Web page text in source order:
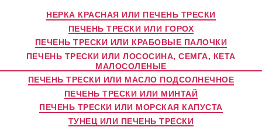
НЕРКА КРАСНАЯ ИЛИ ПЕЧЕНЬ ТРЕСКИ
ПЕЧЕНЬ ТРЕСКИ ИЛИ ГОРОХ
ПЕЧЕНЬ ТРЕСКИ ИЛИ КРАБОВЫЕ ПАЛОЧКИ
ПЕЧЕНЬ ТРЕСКИ ИЛИ ЛОСОСИНА, СЕМГА, КЕТА
МАЛОСОЛЕНЫЕ
ПЕЧЕНЬ ТРЕСКИ ИЛИ МАСЛО ПОДСОЛНЕЧНОЕ
ПЕЧЕНЬ ТРЕСКИ ИЛИ МИНТАЙ
ПЕЧЕНЬ ТРЕСКИ ИЛИ МОРСКАЯ КАПУСТА
ТУНЕЦ ИЛИ ПЕЧЕНЬ ТРЕСКИ